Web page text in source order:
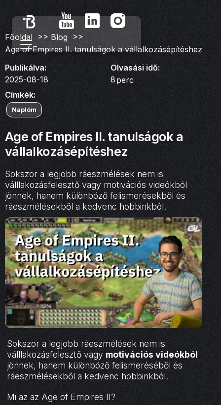
Főoldal >> Blog >>
Age of Empires II. tanulságok a vállalkozásépítéshez
Publikálva:
2025-08-18
Olvasási idő:
8 perc
Címkék:
Naplóm
Age of Empires II. tanulságok a
vállalkozásépítéshez
Sokszor a legjobb ráeszmélések nem is
válllakozásfelesztő vagy motivációs videókból
jönnek, hanem különböző felismerésekből és
ráeszmélésekből a kedvenc hobbinkból.
Sokszor a legjobb ráeszmélések nem is
válllakozásfelesztő vagy motivációs videókból
jönnek, hanem különböző felismeréséből és
ráeszmélésekből a kedvenc hobbinkból.
Mi az az Age of Empires II?